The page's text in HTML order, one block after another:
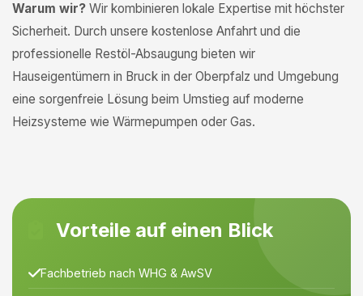
Warum wir? Wir kombinieren lokale Expertise mit höchster
Sicherheit. Durch unsere kostenlose Anfahrt und die
professionelle Restöl-Absaugung bieten wir
Hauseigentümern in Bruck in der Oberpfalz und Umgebung
eine sorgenfreie Lösung beim Umstieg auf moderne
Heizsysteme wie Wärmepumpen oder Gas.
Vorteile auf einen Blick
Fachbetrieb nach WHG & AwSV